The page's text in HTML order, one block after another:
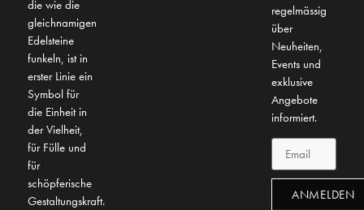
die wie die
gleichnamigen
Edelsteine
funkeln, ist in
erster Linie ein
Symbol für
die Einheit in
der Vielheit,
für Fülle und
für
schöpferische
Gestaltungskraft.
regelmässig
über
Neuheiten,
Events und
exklusive
Angebote
informiert.
ANMELDEN